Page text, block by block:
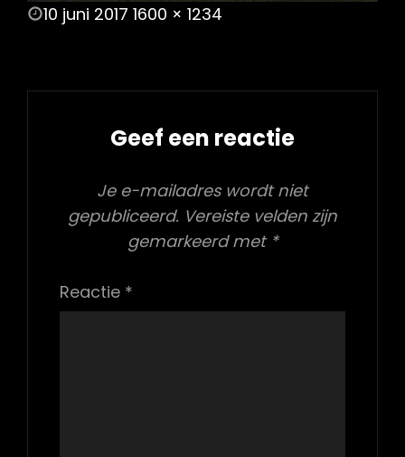
POSTED
10 juni 2017 1600 × 1234
Geef een reactie
Je e-mailadres wordt niet
gepubliceerd. Vereiste velden zijn
gemarkeerd met *
Reactie *